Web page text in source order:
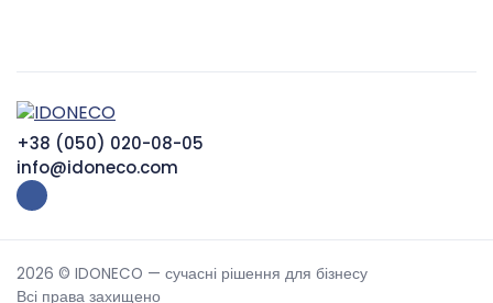
+38 (050) 020-08-05
info@idoneco.com
2026 © IDONECO — сучасні рішення для бізнесу
Всі права захищено